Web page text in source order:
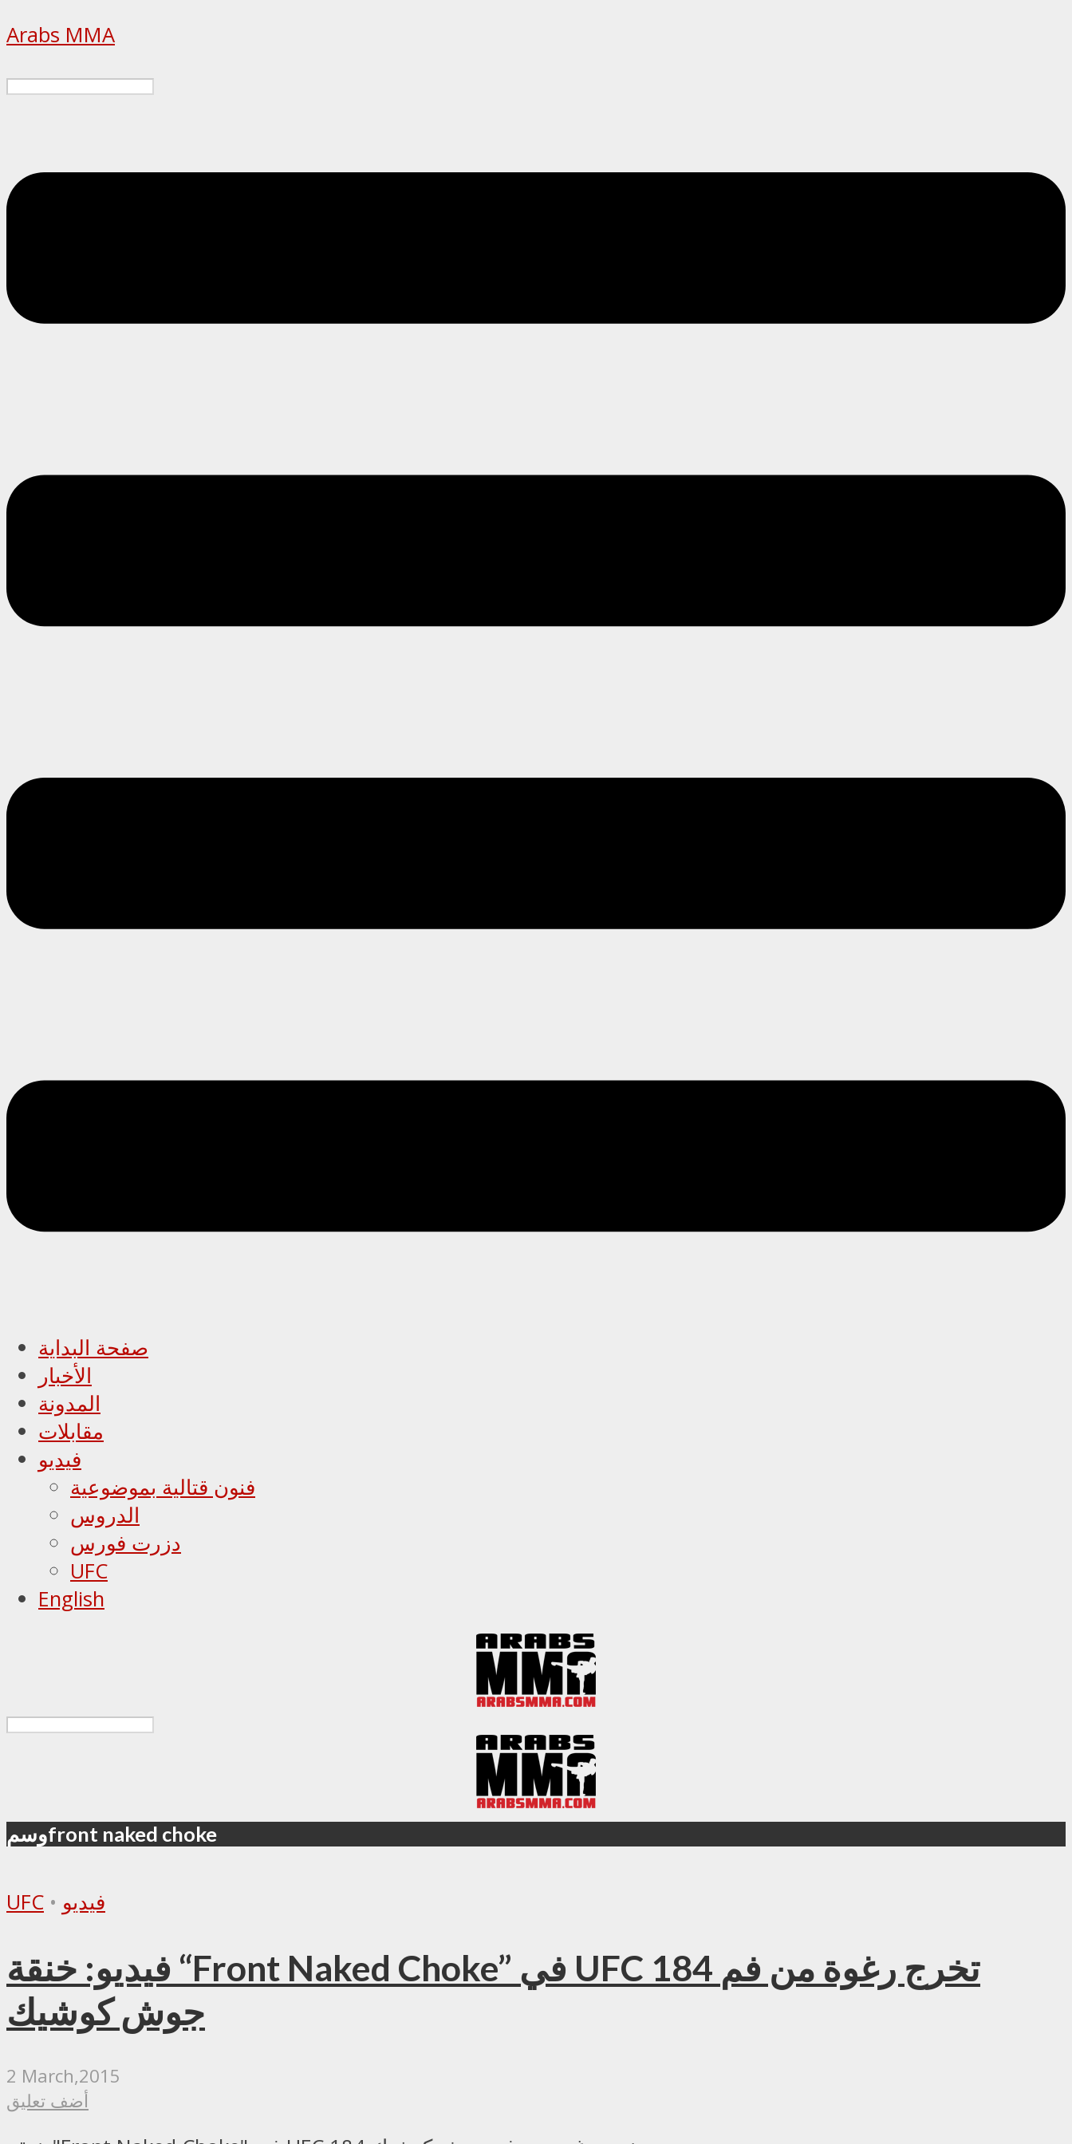
Arabs MMA
صفحة البداية
الأخبار
المدونة
مقابلات
فيديو
فنون قتالية بموضوعية
الدروس
دزرت فورس
UFC
English
وسمfront naked choke
UFC • فيديو
فيديو: خنقة “Front Naked Choke” في UFC 184 تخرج رغوة من فم
جوش كوشيك
2 March,2015
أضف تعليق